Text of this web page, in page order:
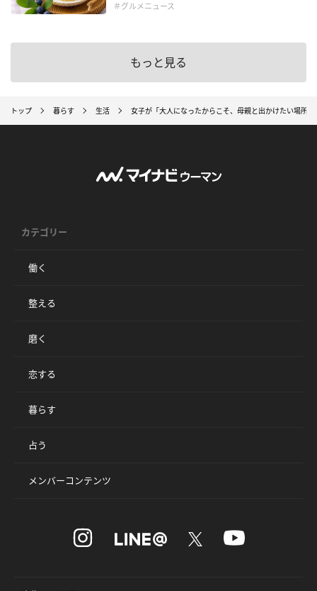
＃グルメニュース
もっと見る
トップ 暮らす 生活 女子が「大人になったからこそ、母親と出かけたい場所」
カテゴリー
働く
整える
磨く
恋する
暮らす
占う
メンバーコンテンツ